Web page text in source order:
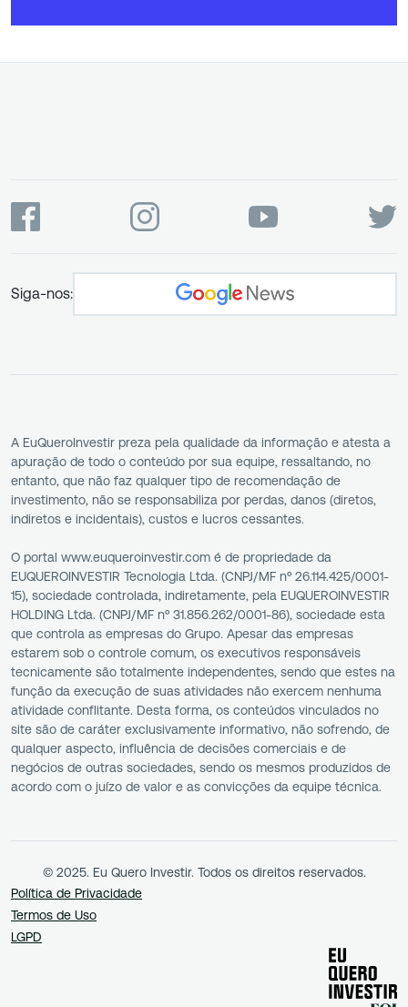
Siga-nos:
A EuQueroInvestir preza pela qualidade da informação e atesta a
apuração de todo o conteúdo por sua equipe, ressaltando, no
entanto, que não faz qualquer tipo de recomendação de
investimento, não se responsabiliza por perdas, danos (diretos,
indiretos e incidentais), custos e lucros cessantes.
O portal www.euqueroinvestir.com é de propriedade da
EUQUEROINVESTIR Tecnologia Ltda. (CNPJ/MF nº 26.114.425/0001-
15), sociedade controlada, indiretamente, pela EUQUEROINVESTIR
HOLDING Ltda. (CNPJ/MF nº 31.856.262/0001-86), sociedade esta
que controla as empresas do Grupo. Apesar das empresas
estarem sob o controle comum, os executivos responsáveis
tecnicamente são totalmente independentes, sendo que estes na
função da execução de suas atividades não exercem nenhuma
atividade conflitante. Desta forma, os conteúdos vinculados no
site são de caráter exclusivamente informativo, não sofrendo, de
qualquer aspecto, influência de decisões comerciais e de
negócios de outras sociedades, sendo os mesmos produzidos de
acordo com o juízo de valor e as convicções da equipe técnica.
© 2025. Eu Quero Investir. Todos os direitos reservados.
Política de Privacidade
Termos de Uso
LGPD